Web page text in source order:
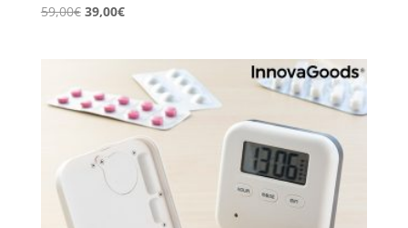
59,00€ Il
59,00€.
39,00€Il
è:
39,00€.